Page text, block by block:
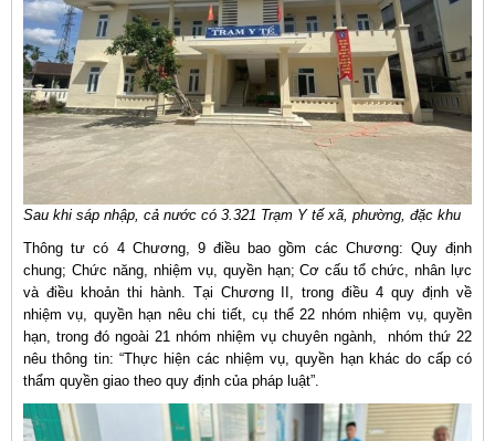
Sau khi sáp nhập, cả nước có 3.321 Trạm Y tế xã, phường, đặc khu
Thông tư có 4 Chương, 9 điều bao gồm các Chương: Quy định
chung; Chức năng, nhiệm vụ, quyền hạn; Cơ cấu tổ chức, nhân lực
và điều khoản thi hành. Tại Chương II, trong điều 4 quy định về
nhiệm vụ, quyền hạn nêu chi tiết, cụ thể 22 nhóm nhiệm vụ, quyền
hạn, trong đó ngoài 21 nhóm nhiệm vụ chuyên ngành, nhóm thứ 22
nêu thông tin: “Thực hiện các nhiệm vụ, quyền hạn khác do cấp có
thẩm quyền giao theo quy định của pháp luật”.